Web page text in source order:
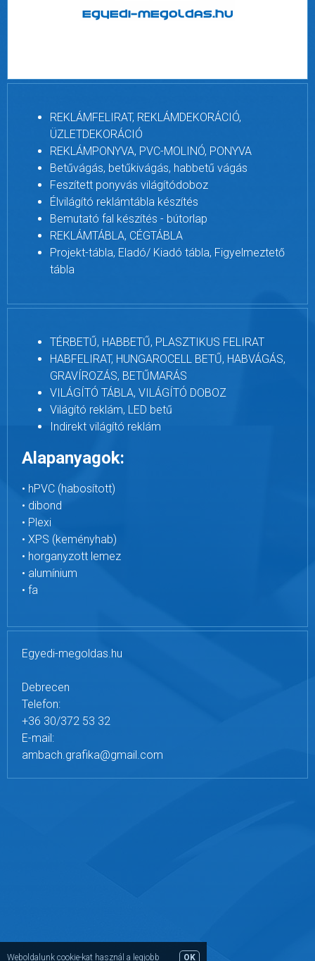
REKLÁMFELIRAT, REKLÁMDEKORÁCIÓ,
ÜZLETDEKORÁCIÓ
REKLÁMPONYVA, PVC-MOLINÓ, PONYVA
Betűvágás, betűkivágás, habbetű vágás
Feszített ponyvás világítódoboz
Élvilágító reklámtábla készítés
Bemutató fal készítés - bútorlap
REKLÁMTÁBLA, CÉGTÁBLA
Projekt-tábla, Eladó/ Kiadó tábla, Figyelmeztető
tábla
TÉRBETŰ, HABBETŰ, PLASZTIKUS FELIRAT
HABFELIRAT, HUNGAROCELL BETŰ, HABVÁGÁS,
GRAVÍROZÁS, BETŰMARÁS
VILÁGÍTÓ TÁBLA, VILÁGÍTÓ DOBOZ
Világító reklám, LED betű
Indirekt világító reklám
Alapanyagok:
• hPVC (habosított)
• dibond
• Plexi
• XPS (keményhab)
• horganyzott lemez
• alumínium
• fa
Egyedi-megoldas.hu
Debrecen
Telefon:
+36 30/372 53 32
E-mail:
ambach.grafika@gmail.com
OK
Weboldalunk cookie-kat használ a legjobb